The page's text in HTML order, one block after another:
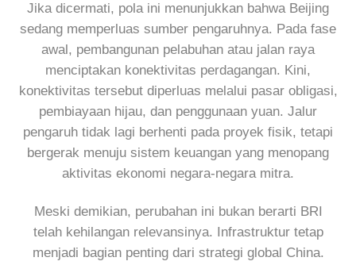
Jika dicermati, pola ini menunjukkan bahwa Beijing
sedang memperluas sumber pengaruhnya. Pada fase
awal, pembangunan pelabuhan atau jalan raya
menciptakan konektivitas perdagangan. Kini,
konektivitas tersebut diperluas melalui pasar obligasi,
pembiayaan hijau, dan penggunaan yuan. Jalur
pengaruh tidak lagi berhenti pada proyek fisik, tetapi
bergerak menuju sistem keuangan yang menopang
aktivitas ekonomi negara-negara mitra.
Meski demikian, perubahan ini bukan berarti BRI
telah kehilangan relevansinya. Infrastruktur tetap
menjadi bagian penting dari strategi global China.